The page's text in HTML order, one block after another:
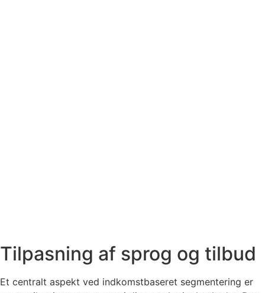
Tilpasning af sprog og tilbud
Et centralt aspekt ved indkomstbaseret segmentering er